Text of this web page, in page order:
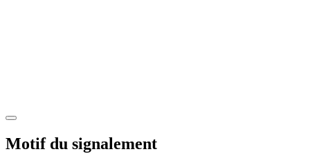
Motif du signalement